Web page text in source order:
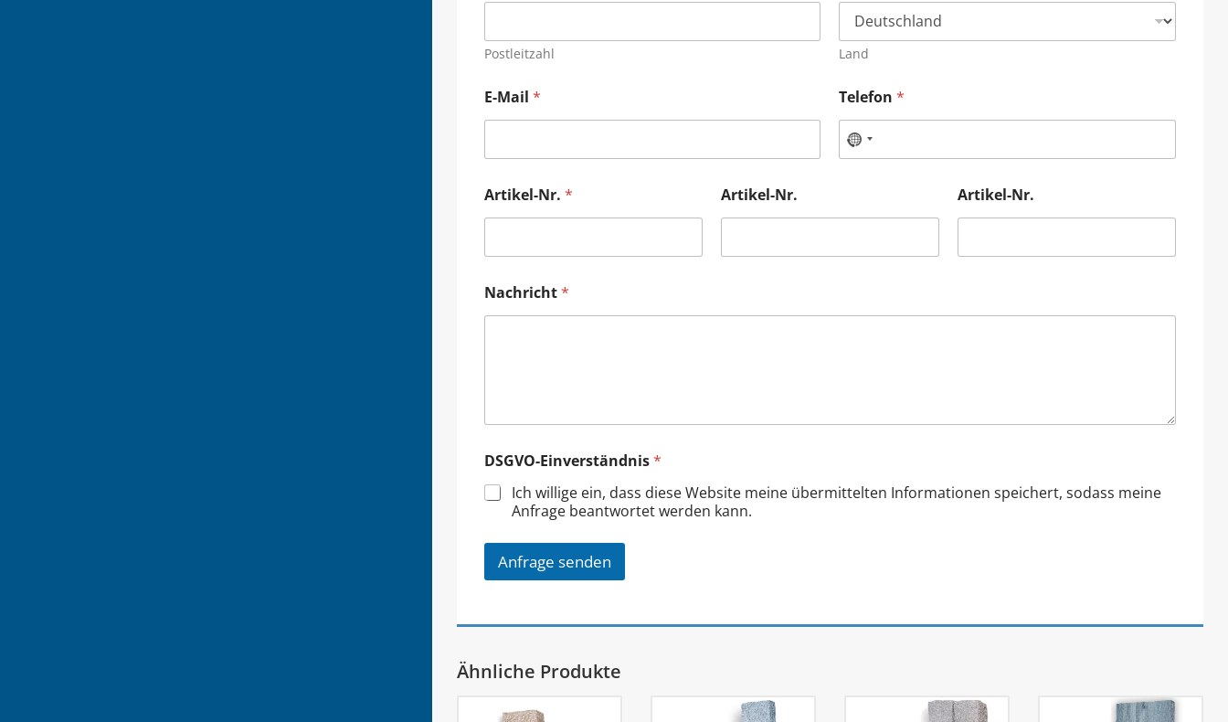
Postleitzahl Land
E-Mail * Telefon*
Artikel-Nr. * Artikel-Nr. Artikel-Nr.
Nachricht*
DSGVO-Einverständnis*
Ich willige ein, dass diese Website meine übermittelten Informationen speichert, sodass meine
Anfrage beantwortet werden kann.
Anfrage senden
Ähnliche Produkte